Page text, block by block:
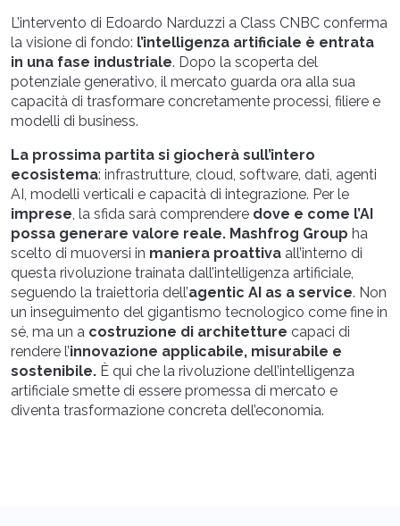
L’intervento di Edoardo Narduzzi a Class CNBC conferma
la visione di fondo: l’intelligenza artificiale è entrata
in una fase industriale. Dopo la scoperta del
potenziale generativo, il mercato guarda ora alla sua
capacità di trasformare concretamente processi, filiere e
modelli di business.
La prossima partita si giocherà sull’intero
ecosistema: infrastrutture, cloud, software, dati, agenti
AI, modelli verticali e capacità di integrazione. Per le
imprese, la sfida sarà comprendere dove e come l’AI
possa generare valore reale. Mashfrog Group ha
scelto di muoversi in maniera proattiva all’interno di
questa rivoluzione trainata dall’intelligenza artificiale,
seguendo la traiettoria dell’agentic AI as a service. Non
un inseguimento del gigantismo tecnologico come fine in
sé, ma un a costruzione di architetture capaci di
rendere l’innovazione applicabile, misurabile e
sostenibile. È qui che la rivoluzione dell’intelligenza
artificiale smette di essere promessa di mercato e
diventa trasformazione concreta dell’economia.